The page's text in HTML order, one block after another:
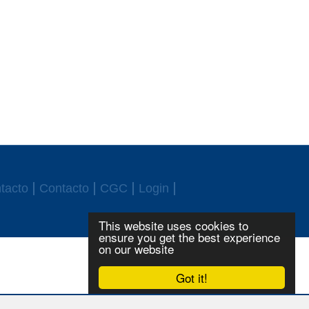
Got it!
This website uses cookies to
ensure you get the best experience
on our website
Contacto CGC Login